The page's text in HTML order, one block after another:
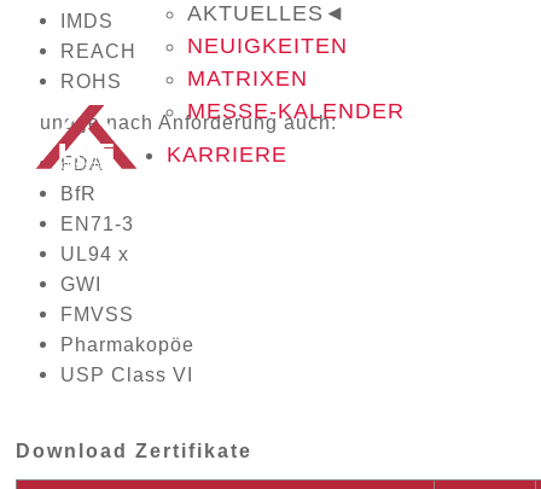
AKTUELLES ◄
NEUIGKEITEN
MATRIXEN
MESSE-KALENDER
KARRIERE
IMDS
REACH
ROHS
und je nach Anforderung auch:
FDA
BfR
EN71-3
UL94 x
GWI
FMVSS
Pharmakopöe
USP Class VI
Download Zertifikate